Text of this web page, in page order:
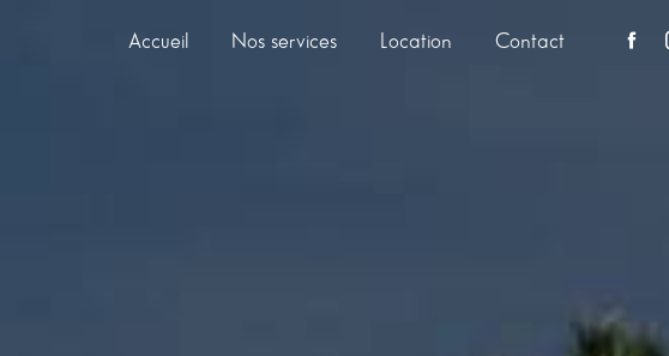
Accueil Nos services Location Contact